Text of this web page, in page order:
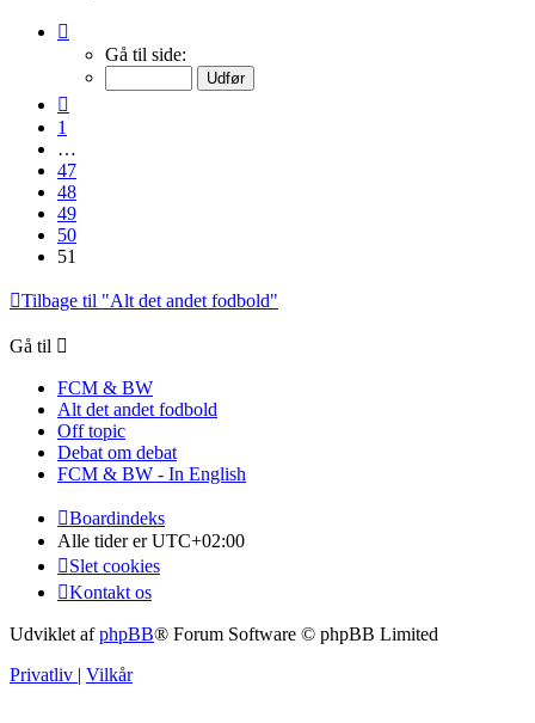
51
Gå til side:
1
…
47
48
49
50
51
Tilbage til "Alt det andet fodbold"
Gå til
FCM & BW
Alt det andet fodbold
Off topic
Debat om debat
FCM & BW - In English
Boardindeks
Alle tider erUTC+02:00
Slet cookies
Kontakt os
Udviklet afphpBB® Forum Software © phpBB Limited
Privatliv | Vilkår